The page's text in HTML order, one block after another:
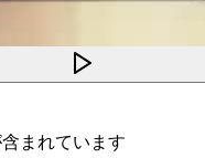
まれています